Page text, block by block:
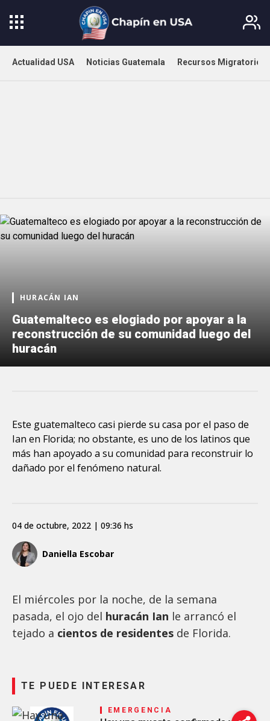
Actualidad USA Noticias Guatemala Recursos Migratorios
HURACÁN IAN
Guatemalteco es elogiado por apoyar a la
reconstrucción de su comunidad luego del
huracán
Este guatemalteco casi pierde su casa por el paso de
Ian en Florida; no obstante, es uno de los latinos que
más han apoyado a su comunidad para reconstruir lo
dañado por el fenómeno natural.
Daniella Escobar
04 de octubre, 2022 | 09:36 hs
El miércoles por la noche, de la semana
pasada, el ojo del huracán Ian le arrancó el
tejado a cientos de residentes de Florida.
TE PUEDE INTERESAR
EMERGENCIA